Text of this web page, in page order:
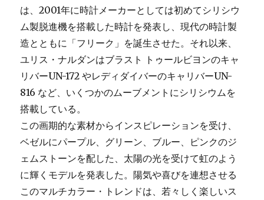
作”フ
ラ
モ
チ
ー
ー
ル
チ
ェ
ー
は、2001年に時計メーカーとしては初めてシリシウ
ム製脱進機を搭載した時計を発表し、現代の時計製
造とともに「フリーク」を誕生させた。それ以来、
ユリス・ナルダンはブラスト トゥールビヨンのキャ
リバーUN-172 やレディダイバーのキャリバーUN-
816 など、いくつかのムーブメントにシリシウムを
搭載している。
この画期的な素材からインスピレーションを受け、
ベゼルにパープル、グリーン、ブルー、ピンクのジ
ェムストーンを配した、太陽の光を受けて虹のよう
に輝くモデルを発表した。陽気や喜びを連想させる
このマルチカラー・トレンドは、若々しく楽しいス